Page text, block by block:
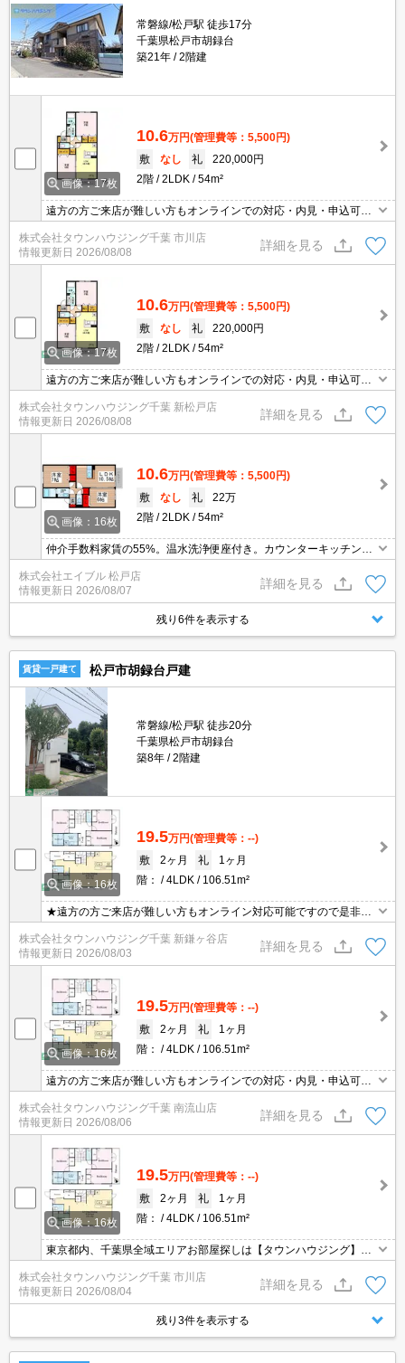
常磐線/松戸駅 徒歩17分
千葉県松戸市胡録台
築21年
2階建
画像：17枚
10.6万円(管理費等：5,500円)
敷
なし 礼
220,000円
2階
2LDK 54m²
遠方の方ご来店が難しい方もオンラインでの対応・内見・申込可能
です！
株式会社タウンハウジング千葉 市川店
情報更新日 2026/08/08
詳細を見る
画像：17枚
10.6万円(管理費等：5,500円)
敷
なし 礼
220,000円
2階
2LDK 54m²
遠方の方ご来店が難しい方もオンラインでの対応・内見・申込可能
です！
株式会社タウンハウジング千葉 新松戸店
情報更新日 2026/08/08
詳細を見る
画像：16枚
10.6万円(管理費等：5,500円)
敷
なし 礼
22万
2階
2LDK 54m²
仲介手数料家賃の55%。温水洗浄便座付き。カウンターキッチン。
追焚給湯。経済的な都市ガス使用。
株式会社エイブル 松戸店
情報更新日 2026/08/07
詳細を見る
残り6件を表示する
賃貸一戸建て 松戸市胡録台戸建
常磐線/松戸駅 徒歩20分
千葉県松戸市胡録台
築8年
2階建
画像：16枚
19.5万円(管理費等：--)
敷
2ヶ月 礼
1ヶ月
階：
4LDK 106.51m²
★遠方の方ご来店が難しい方もオンライン対応可能ですので是非一
度ご相談くださいませ！お部屋探しはタウンハウジングにお任せ下
さい★
株式会社タウンハウジング千葉 新鎌ヶ谷店
情報更新日 2026/08/03
詳細を見る
画像：16枚
19.5万円(管理費等：--)
敷
2ヶ月 礼
1ヶ月
階：
4LDK 106.51m²
遠方の方ご来店が難しい方もオンラインでの対応・内見・申込可能
です！
株式会社タウンハウジング千葉 南流山店
情報更新日 2026/08/06
詳細を見る
画像：16枚
19.5万円(管理費等：--)
敷
2ヶ月 礼
1ヶ月
階：
4LDK 106.51m²
東京都内、千葉県全域エリアお部屋探しは【タウンハウジング】に
お任せください！オンラインでご相談・ご見学・ご契約お手続きも
ご対応可能です。
株式会社タウンハウジング千葉 市川店
情報更新日 2026/08/04
詳細を見る
残り3件を表示する